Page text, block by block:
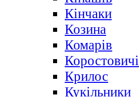
Кінчаки
Козина
Комарів
Коростовичі
Крилос
Кукільники